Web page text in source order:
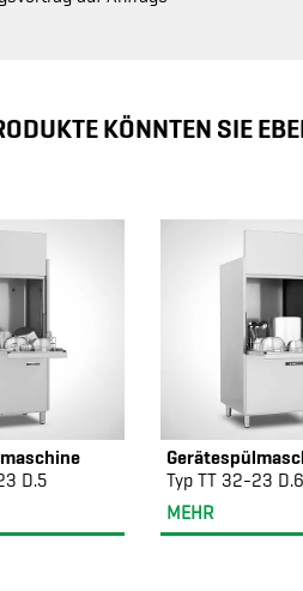
KÖNNTEN SIE
D.5
Typ TT 32-23 D.6
MEHR